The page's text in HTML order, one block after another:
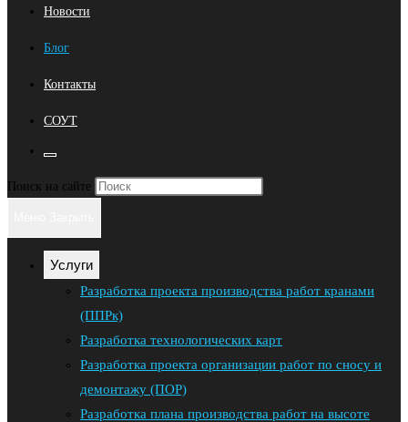
Новости
Блог
Контакты
СОУТ
веб-
Поиск на сайте
панель
Услуги
Разработка проекта производства работ кранами
(ППРк)
Разработка технологических карт
Разработка проекта организации работ по сносу и
демонтажу (ПОР)
Разработка плана производства работ на высоте